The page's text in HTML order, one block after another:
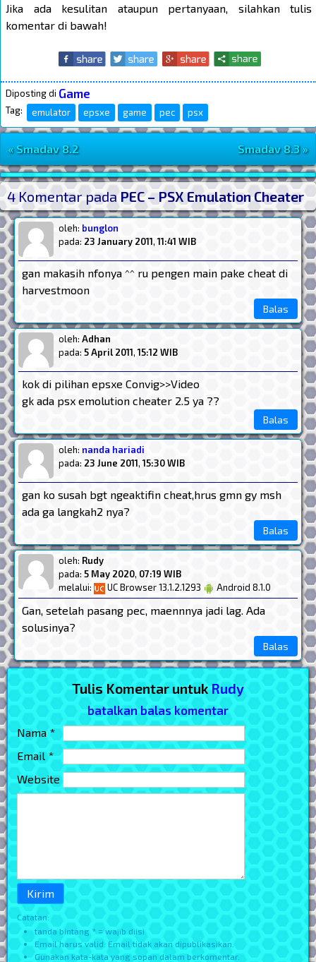
Jika ada kesulitan ataupun pertanyaan, silahkan tulis
komentar di bawah!
Diposting di Game
Tag: emulator epsxe game pec psx
Navigasi Postingan
« Smadav 8.2 Smadav 8.3 »
Post Widget
4 Komentar padaPEC – PSX Emulation Cheater
oleh: bunglon
pada: 23 January 2011,11:41 WIB
gan makasih nfonya ^^ ru pengen main pake cheat di
harvestmoon
Balas
oleh: Adhan
pada: 5 April 2011,15:12 WIB
kok di pilihan epsxe Convig>>Video
gk ada psx emolution cheater 2.5 ya ??
Balas
oleh: nanda hariadi
pada: 23 June 2011,15:30 WIB
gan ko susah bgt ngeaktifin cheat,hrus gmn gy msh
ada ga langkah2 nya?
Balas
oleh: Rudy
pada: 5 May 2020, 07:19 WIB
melalui:
UC Browser 13.1.2.1293 Android 8.1.0
Gan, setelah pasang pec, maennnya jadi lag. Ada
solusinya?
Balas
Tulis Komentar untuk Rudy
batalkan balas komentar
Nama *
Email *
Website
Catatan:
tanda bintang * = wajib diisi
Email harus valid. Email tidak akan dipublikasikan.
Gunakan kata-kata yang sopan dalam berkomentar.